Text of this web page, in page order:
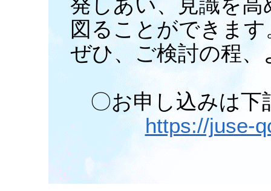
図ることができます
ぜひ、ご検討の程
〇お申し込みは
https://juse-